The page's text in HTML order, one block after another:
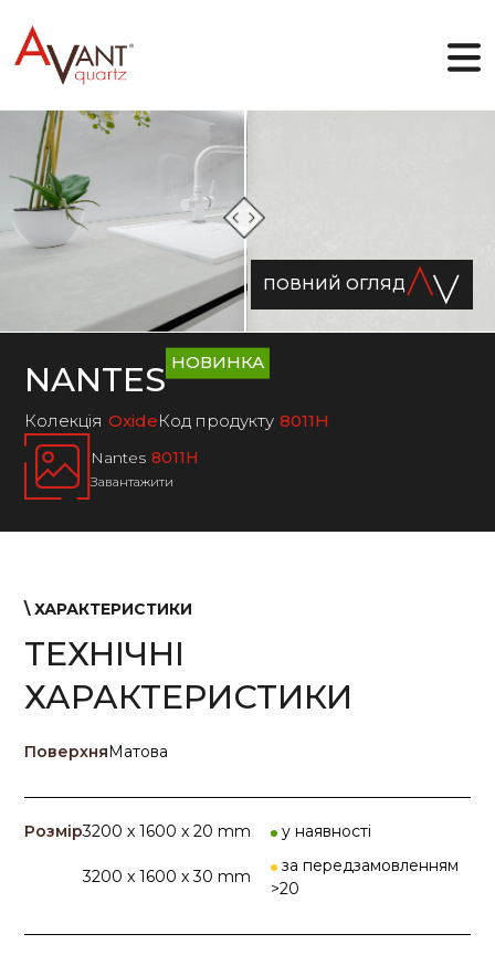
Чому Avant Quartz
Колекції
Онлайн-дизайнер
Галерея
Блог
Файли
Контакти
ПОВНИЙ ОГЛЯД
NANTES НОВИНКА
Колекція OxideКод продукту 8011H
Nantes 8011H
Завантажити
\ ХАРАКТЕРИСТИКИ
ТЕХНІЧНІ
ХАРАКТЕРИСТИКИ
ПоверхняМатова
Розмір3200 x 1600 x 20 mm у наявності
3200 x 1600 x 30 mm
за передзамовленням
>20